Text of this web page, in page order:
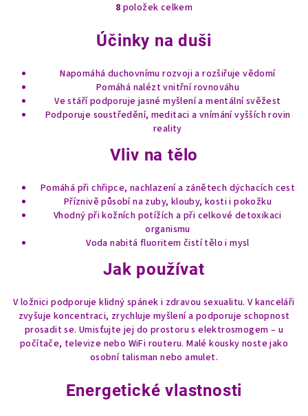
O
l
d
a
c
í
r
k
y
v
ý
i
u
8 položek celkem
Účinky na duši
Napomáhá duchovnímu rozvoji a rozšiřuje vědomí
Pomáhá nalézt vnitřní rovnováhu
Ve stáří podporuje jasné myšlení a mentální svěžest
Podporuje soustředění, meditaci a vnímání vyšších rovin
reality
Vliv na tělo
Pomáhá při chřipce, nachlazení a zánětech dýchacích cest
Příznivě působí na zuby, klouby, kosti i pokožku
Vhodný při kožních potížích a při celkové detoxikaci
organismu
Voda nabitá fluoritem čistí tělo i mysl
Jak používat
V ložnici podporuje klidný spánek i zdravou sexualitu. V kanceláři
zvyšuje koncentraci, zrychluje myšlení a podporuje schopnost
prosadit se. Umisťujte jej do prostoru s elektrosmogem – u
počítače, televize nebo WiFi routeru. Malé kousky noste jako
osobní talisman nebo amulet.
Energetické vlastnosti